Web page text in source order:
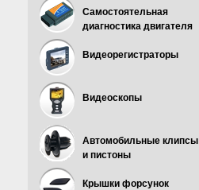
Самостоятельная
диагностика двигателя
Видеорегистраторы
Видеоскопы
Автомобильные клипсы
и пистоны
Крышки форсунок